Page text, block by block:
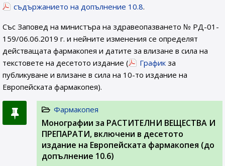
съдържанието на допълнение 10.8.
Със Заповед на министъра на здравеопазването № РД-01-
159/06.06.2019 г. и нейните изменения се определят
действащата фармакопея и датите за влизане в сила на
текстовете на десетото издание (
График за
публикуване и влизане в сила на 10-то издание на
Европейската фармакопея).
Фармакопея
Монографии за РАСТИТЕЛНИ ВЕЩЕСТВА И
ПРЕПАРАТИ, включени в десетото
издание на Европейската фармакопея (до
допълнение 10.6)